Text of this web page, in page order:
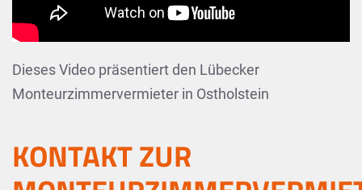
Dieses Video präsentiert den Lübecker
Monteurzimmervermieter in Ostholstein
KONTAKT ZUR